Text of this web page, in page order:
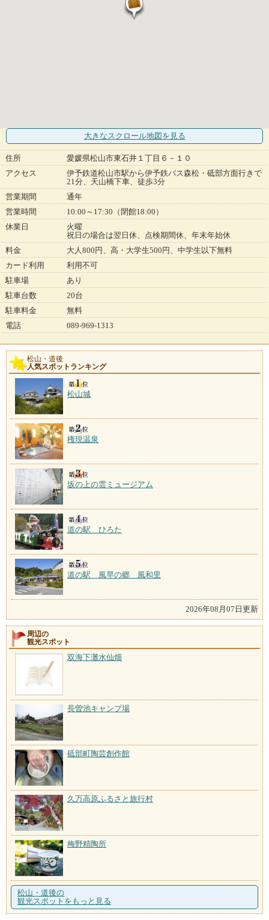
大きなスクロール地図 を見る
住所
愛媛県松山市東石井１丁目６－１０
アクセス
伊予鉄道松山市駅から伊予鉄バス森松・砥部方面行きで
21分、天山橋下車、徒歩3分
営業期間
通年
営業時間
10:00～17:30（閉館18:00）
休業日
火曜
祝日の場合は翌日休、点検期間休、年末年始休
料金
大人800円、高・大学生500円、中学生以下無料
カード利用
利用不可
駐車場
あり
駐車台数
20台
駐車料金
無料
電話
089-969-1313
松山・道後
人気スポットランキング
松山城
権現温泉
坂の上の雲ミュージアム
道の駅 ひろた
道の駅 風早の郷 風和里
2026年08月07日更新
周辺の
観光スポット
双海下灘水仙畑
長曽池キャンプ場
砥部町陶芸創作館
久万高原ふるさと旅行村
梅野精陶所
松山・道後の
観光スポットをもっと見る